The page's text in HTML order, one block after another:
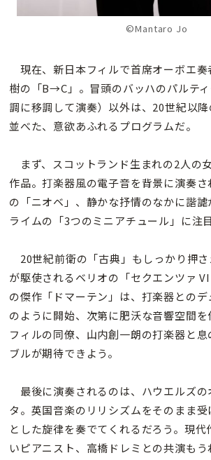
©Mantaro Jo
現在、新日本フィルで首席オーボエ奏
樹の「B→C」。冒頭のバッハのパルテ
調に移調して演奏）以外は、20世紀以
並べた、意欲あふれるプログラムだ。
まず、スコットランド生まれの2人の
作品。打楽器風の電子音を背景に演奏
の「ニオベ」、静かな抒情のなかに諧
ライムの「3つのミニアチュール」に注
20世紀前衛の「古典」もしっかり押
が駆使されるベリオの「セクエンツァ
の傑作「ドマーテン」は、打楽器との
のように開始、次第に肥沃な音響空間
フィルの同僚、山内創一朗の打楽器と
ブルが期待できよう。
最後に演奏されるのは、ハウエルズの
タ。英国音楽のリリシズムをそのまま受
とした旋律を奏でてくれるだろう。現代
いピアニスト、高橋ドレミとの共演もう